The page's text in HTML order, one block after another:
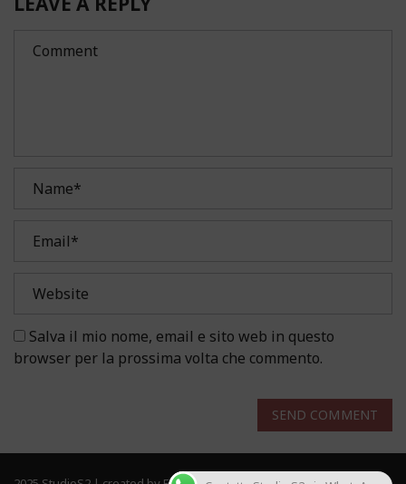
Salva il mio nome, email e sito web in questo
browser per la prossima volta che commento.
SEND COMMENT